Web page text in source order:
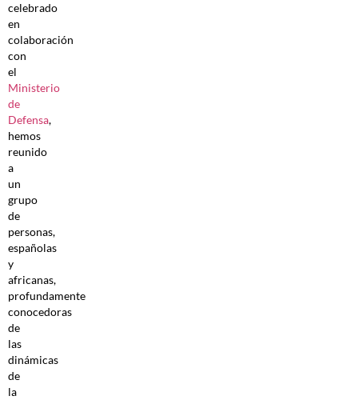
celebrado
en
colaboración
con
el
Ministerio
de
Defensa,
hemos
reunido
a
un
grupo
de
personas,
españolas
y
africanas,
profundamente
conocedoras
de
las
dinámicas
de
la